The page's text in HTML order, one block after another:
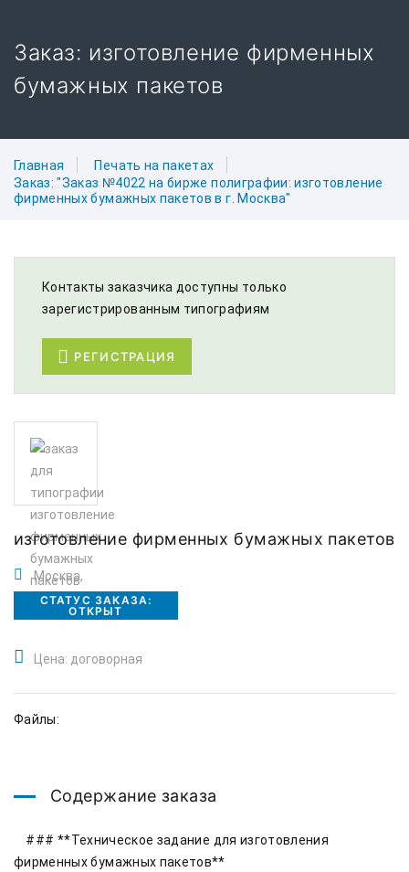
Заказ: изготовление фирменных
бумажных пакетов
Главная
Печать на пакетах
Заказ: "Заказ №4022 на бирже полиграфии: изготовление
фирменных бумажных пакетов в г. Москва"
Контакты заказчика доступны только
зарегистрированным типографиям
РЕГИСТРАЦИЯ
изготовление фирменных бумажных пакетов
Москва,
СТАТУС ЗАКАЗА:
ОТКРЫТ
Цена: договорная
Файлы:
Содержание заказа
фирменных бумажных пакетов**